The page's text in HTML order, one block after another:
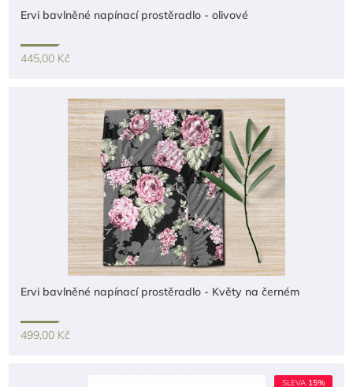
Ervi bavlněné napínací prostěradlo - olivové
445,00 Kč
Ervi bavlněné napínací prostěradlo - Květy na černém
499,00 Kč
SLEVA 15%